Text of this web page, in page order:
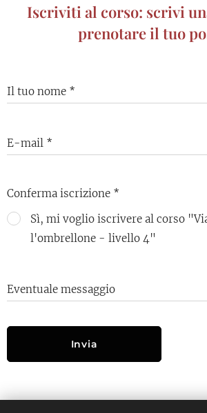
Iscriviti al corso: scrivi
prenotare il tuo
Il tuo nome
E-mail
Conferma iscrizione
Sì, mi voglio iscrivere al corso
l'ombrellone - livello 4"
Eventuale messaggio
Invia